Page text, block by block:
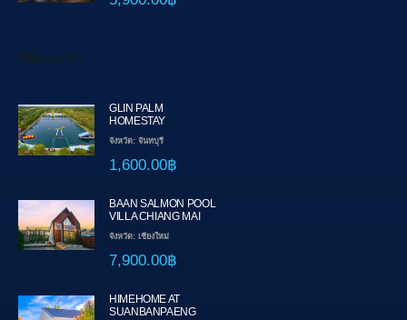
ที่พักแนะนำ
GLIN PALM
HOMESTAY
จังหวัด: จันทบุรี
1,600.00฿
BAAN SALMON POOL
VILLA CHIANG MAI
จังหวัด: เชียงใหม่
7,900.00฿
HIMEHOME AT
SUANBANPAENG